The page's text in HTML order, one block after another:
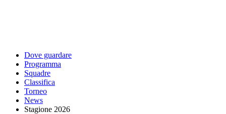
Dove guardare
Programma
Squadre
Classifica
Torneo
News
Stagione 2026